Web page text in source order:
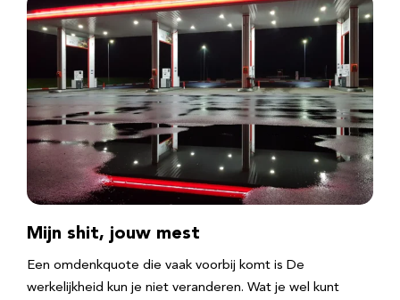
Mijn shit, jouw mest
Een omdenkquote die vaak voorbij komt is De
werkelijkheid kun je niet veranderen. Wat je wel kunt